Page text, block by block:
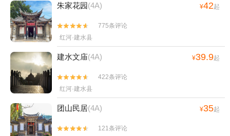
朱家花园(4A) ¥42起


775条评论
红河·建水县
建水文庙(4A) ¥39.9起


422条评论
红河·建水县
团山民居(4A) ¥35起


121条评论